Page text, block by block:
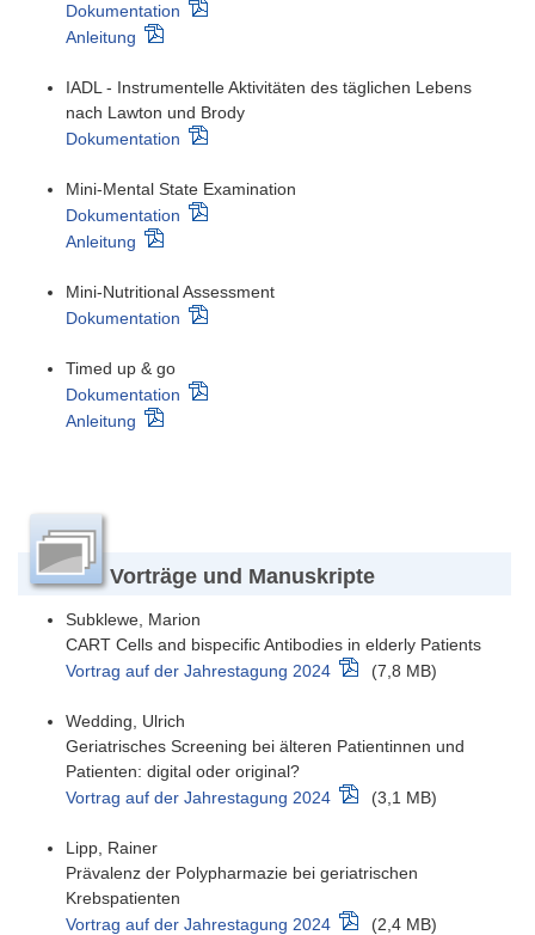
Dokumentation
Anleitung
IADL - Instrumentelle Aktivitäten des täglichen Lebens
nach Lawton und Brody
Dokumentation
Mini-Mental State Examination
Dokumentation
Anleitung
Mini-Nutritional Assessment
Dokumentation
Timed up & go
Dokumentation
Anleitung
Vorträge und Manuskripte
Subklewe, Marion
CART Cells and bispecific Antibodies in elderly Patients
Vortrag auf der Jahrestagung 2024
(7,8 MB)
Wedding, Ulrich
Geriatrisches Screening bei älteren Patientinnen und
Patienten: digital oder original?
Vortrag auf der Jahrestagung 2024
(3,1 MB)
Lipp, Rainer
Prävalenz der Polypharmazie bei geriatrischen
Krebspatienten
Vortrag auf der Jahrestagung 2024
(2,4 MB)